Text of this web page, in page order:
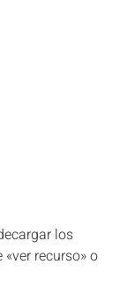
los
recurso» o